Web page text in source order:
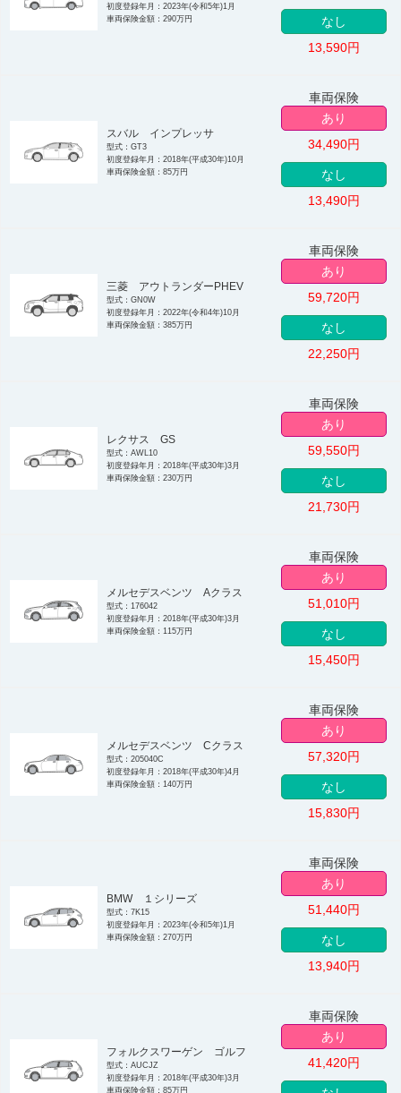
初度登録年月：2023年(令和5年)1月
車両保険金額：290万円
なし
13,590円
スバル インプレッサ
型式：GT3
初度登録年月：2018年(平成30年)10月
車両保険金額：85万円
車両保険
あり
34,490円
なし
13,490円
三菱 アウトランダーPHEV
型式：GN0W
初度登録年月：2022年(令和4年)10月
車両保険金額：385万円
車両保険
あり
59,720円
なし
22,250円
レクサス GS
型式：AWL10
初度登録年月：2018年(平成30年)3月
車両保険金額：230万円
車両保険
あり
59,550円
なし
21,730円
メルセデスベンツ Aクラス
型式：176042
初度登録年月：2018年(平成30年)3月
車両保険金額：115万円
車両保険
あり
51,010円
なし
15,450円
メルセデスベンツ Cクラス
型式：205040C
初度登録年月：2018年(平成30年)4月
車両保険金額：140万円
車両保険
あり
57,320円
なし
15,830円
BMW １シリーズ
型式：7K15
初度登録年月：2023年(令和5年)1月
車両保険金額：270万円
車両保険
あり
51,440円
なし
13,940円
フォルクスワーゲン ゴルフ
型式：AUCJZ
初度登録年月：2018年(平成30年)3月
車両保険金額：85万円
車両保険
あり
41,420円